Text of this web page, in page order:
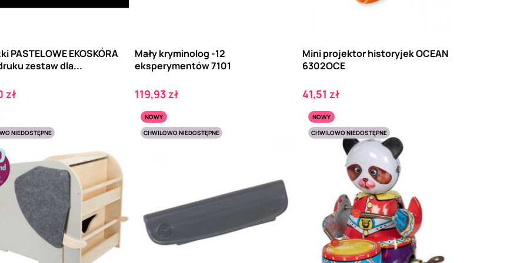
PASTELOWE EKOSKÓRA
zestaw dla...
zł
Mały kryminolog -12
eksperymentów 7101
Cena
119,93 zł
Mini projektor historyjek OCEAN
6302OCE
Cena
41,51 zł
NIEDOSTĘPNE
NOWY
CHWILOWO NIEDOSTĘPNE
NOWY
CHWILOWO NIEDOSTĘPNE